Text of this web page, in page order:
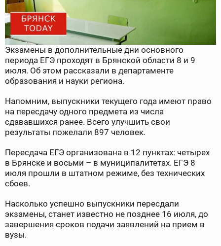
Экзамены в дополнительные дни основного
периода ЕГЭ проходят в Брянской области 8 и 9
июля. Об этом рассказали в департаменте
образования и науки региона.
Напомним, выпускники текущего года имеют право
на пересдачу одного предмета из числа
сдававшихся ранее. Всего улучшить свои
результаты пожелали 897 человек.
Пересдача ЕГЭ организована в 12 пунктах: четырех
в Брянске и восьми – в муниципалитетах. ЕГЭ 8
июля прошли в штатном режиме, без технических
сбоев.
Насколько успешно выпускники пересдали
экзамены, станет известно не позднее 16 июля, до
завершения сроков подачи заявлений на прием в
вузы.